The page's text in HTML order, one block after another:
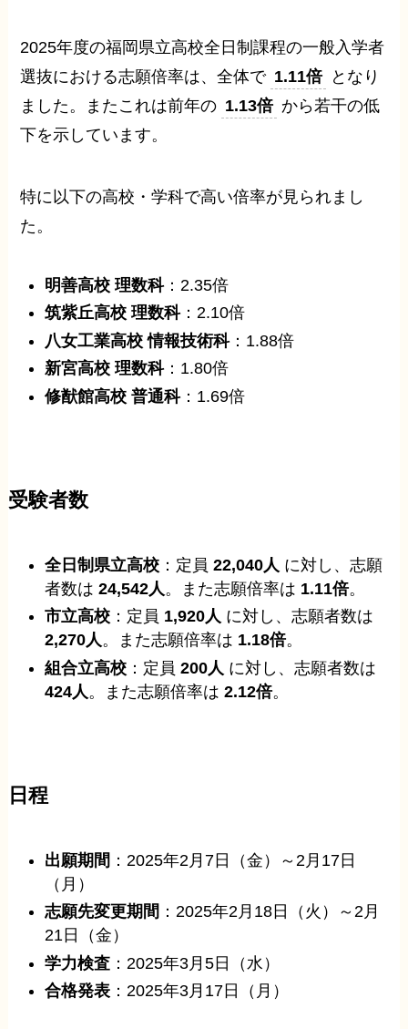
2025年度の福岡県立高校全日制課程の一般入学者
選抜における志願倍率は、全体で 1.11倍 となり
ました。またこれは前年の 1.13倍 から若干の低
下を示しています。
特に以下の高校・学科で高い倍率が見られまし
た。
明善高校 理数科：2.35倍
筑紫丘高校 理数科：2.10倍
八女工業高校 情報技術科：1.88倍
新宮高校 理数科：1.80倍
修猷館高校 普通科：1.69倍
受験者数
全日制県立高校 ：定員22,040人 に対し、志願
者数は24,542人 。また志願倍率は 1.11倍。
市立高校 ：定員 1,920人 に対し、志願者数は
2,270人。また志願倍率は 1.18倍。
組合立高校 ：定員200人 に対し、志願者数は
424人 。また志願倍率は2.12倍。
日程
出願期間 ：2025年2月7日（金）～2月17日
（月）
志願先変更期間 ：2025年2月18日（火）～2月
21日（金）
学力検査 ：2025年3月5日（水）
合格発表 ：2025年3月17日（月）